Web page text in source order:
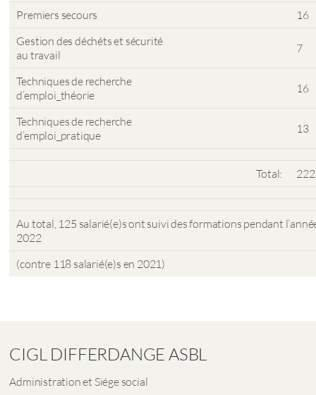
Premiers secours
16
Gestion des déchéts et sécurité
au travail
7
Techniques de recherche
d’emploi_théorie
16
Techniques de recherche
d’emploi_pratique
13
Total:
Au total, 125 salarié(e)s ont suivi des formations pendant
2022
(contre 118 salarié(e)s en 2021)
CIGL DIFFERDANGE ASBL
Administration et Siége social